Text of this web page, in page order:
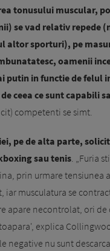
tonusului muscular,
se vad relativ repede
altor sporturi), pe
oamenii
putin in functie de felul
ceea ce sunt capabili
competenti se simt.
pe de alta parte,
sau tenis. „Furia
prin urmare tensiunea
iar musculatura se
apare necontrolat, ori de
explica
negative nu sunt